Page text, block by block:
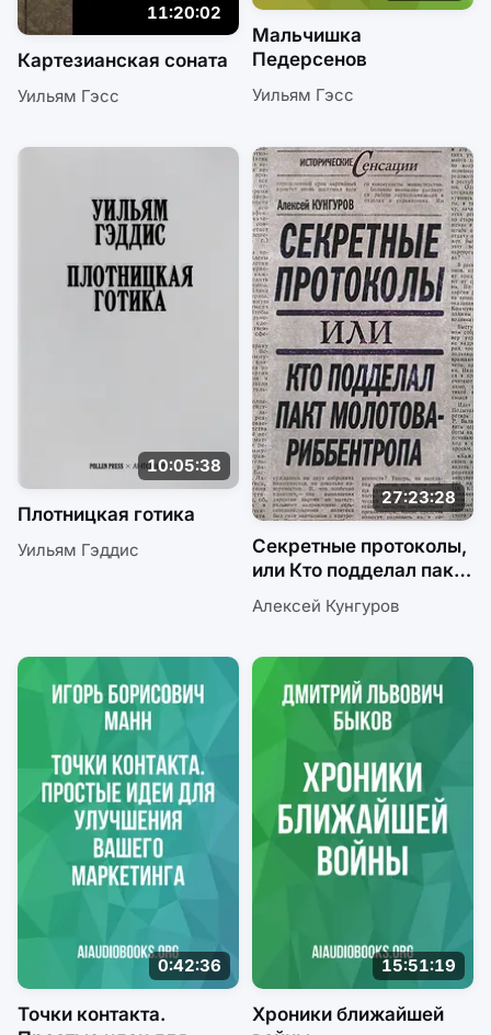
11:20:02
Картезианская соната
Уильям Гэсс
Мальчишка
Педерсенов
Уильям Гэсс
10:05:38
Плотницкая готика
Уильям Гэддис
27:23:28
Секретные протоколы,
или Кто подделал пакт
Молотова-Риббентропа
Алексей Кунгуров
0:42:36
Точки контакта.
15:51:19
Хроники ближайшей